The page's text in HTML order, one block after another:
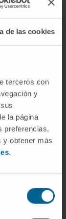
de las cookies
terceros con
y
la página
preferencias,
y obtener más
.
núcleo
a los
genera
sea el
área
núcleos
se